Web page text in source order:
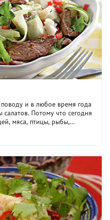
и в любое время года
Потому что сегодня
мяса, птицы, рыбы,
...